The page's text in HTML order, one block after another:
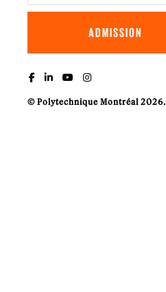
ADMISSION
© Polytechnique Montréal 2026.